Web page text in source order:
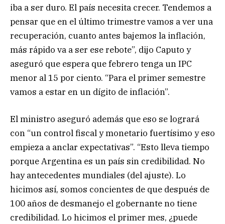
iba a ser duro. El país necesita crecer. Tendemos a
pensar que en el último trimestre vamos a ver una
recuperación, cuanto antes bajemos la inflación,
más rápido va a ser ese rebote”, dijo Caputo y
aseguró que espera que febrero tenga un IPC
menor al 15 por ciento. “Para el primer semestre
vamos a estar en un dígito de inflación”.
El ministro aseguró además que eso se logrará
con “un control fiscal y monetario fuertísimo y eso
empieza a anclar expectativas”. “Esto lleva tiempo
porque Argentina es un país sin credibilidad. No
hay antecedentes mundiales (del ajuste). Lo
hicimos así, somos concientes de que después de
100 años de desmanejo el gobernante no tiene
credibilidad. Lo hicimos el primer mes, ¿puede